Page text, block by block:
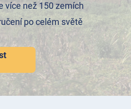
více než 150 zemích
po celém světě